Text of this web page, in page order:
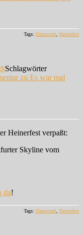
Tags: Darmstadt Heinerfest
Schlagwörter
zu Es war mal
Heinerfest verpaßt:
Skyline vom
da!
Tags: Darmstadt Heinerfest